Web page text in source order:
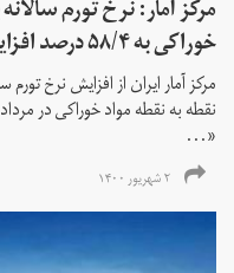
خوراکی به ۵۸/۴ درصد افزایش یافت
«...
۲ شهریور ۱۴۰۰